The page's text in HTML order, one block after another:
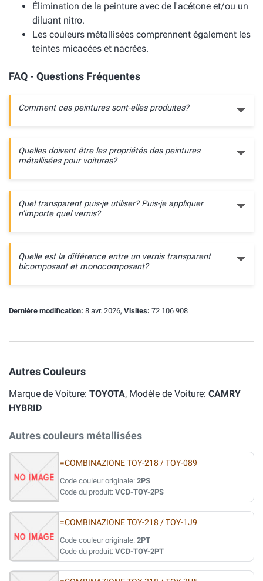
Élimination de la peinture avec de l'acétone et/ou un
diluant nitro.
Les couleurs métallisées comprennent également les
teintes micacées et nacrées.
FAQ - Questions Fréquentes
Comment ces peintures sont-elles produites?
Quelles doivent être les propriétés des peintures
métallisées pour voitures?
Quel transparent puis-je utiliser? Puis-je appliquer
n'importe quel vernis?
Quelle est la différence entre un vernis transparent
bicomposant et monocomposant?
Dernière modification: 8 avr. 2026, Visites: 72 106 908
Autres Couleurs
Marque de Voiture: TOYOTA, Modèle de Voiture: CAMRY
HYBRID
Autres couleurs métallisées
=COMBINAZIONE TOY-218 / TOY-089
Code couleur originale: 2PS
Code du produit: VCD-TOY-2PS
=COMBINAZIONE TOY-218 / TOY-1J9
Code couleur originale: 2PT
Code du produit: VCD-TOY-2PT